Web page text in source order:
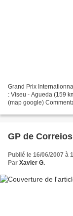
Grand Prix
: Viseu - Agueda (159
(map google)
GP de
Publié le 16/06/2007 à
Par Xavier G.